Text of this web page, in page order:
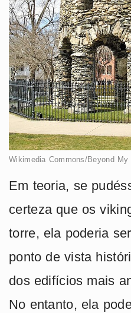
Wikimedia Commons/Beyond My
Em teoria, se
certeza que os
torre, ela poderia
ponto de vista
dos edifícios mais
No entanto, ela